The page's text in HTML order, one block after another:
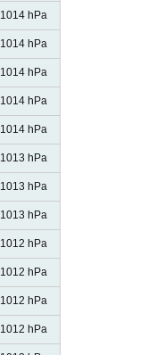
1014 hPa
1014 hPa
1014 hPa
1014 hPa
1014 hPa
1013 hPa
1013 hPa
1013 hPa
1012 hPa
1012 hPa
1012 hPa
1012 hPa